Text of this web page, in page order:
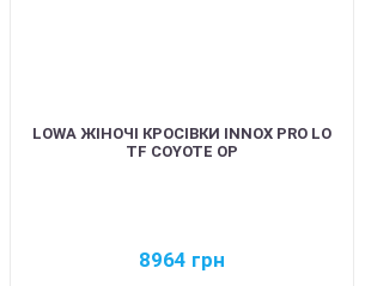
LOWA ЖІНОЧІ КРОСІВКИ INNOX PRO LO
TF COYOTE OP
8964 грн